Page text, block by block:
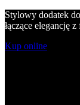
Stylowy dodatek
łączące elegancję
Kup online